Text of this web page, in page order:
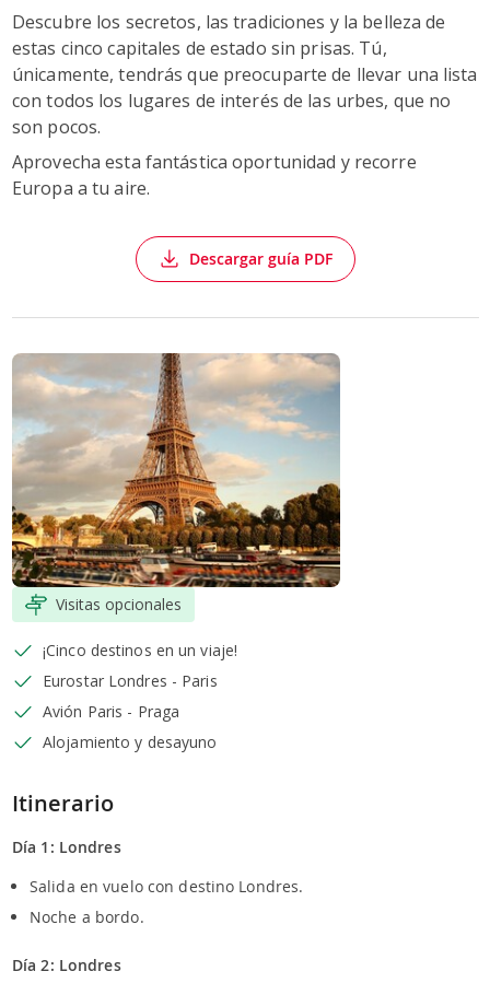
Descubre los secretos, las tradiciones y la belleza de
estas cinco capitales de estado sin prisas. Tú,
únicamente, tendrás que preocuparte de llevar una lista
con todos los lugares de interés de las urbes, que no
son pocos.
Aprovecha esta fantástica oportunidad y recorre
Europa a tu aire.
Descargar guía PDF
Visitas opcionales
¡Cinco destinos en un viaje!
Eurostar Londres - Paris
Avión Paris - Praga
Alojamiento y desayuno
Itinerario
Día 1: Londres
Salida en vuelo con destino Londres.
Noche a bordo.
Día 2: Londres